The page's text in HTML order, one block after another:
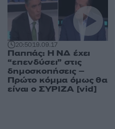
20:5019.09.17
Παππάς: Η ΝΔ έχει
“επενδύσει” στις
δημοσκοπήσεις –
Πρώτο κόμμα όμως θα
είναι ο ΣΥΡΙΖΑ [vid]